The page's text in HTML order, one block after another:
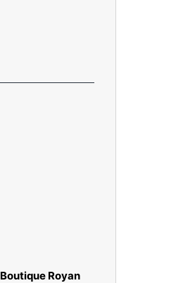
Boutique Royan